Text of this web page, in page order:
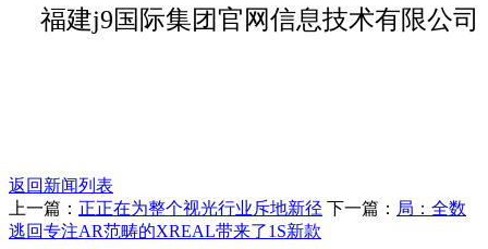
福建j9国际集团官网信息技术有限公司
返回新闻列表
上一篇： 正正在为整个视光行业斥地新径 下一篇： 局：全数
逃回专注AR范畴的XREAL带来了1S新款